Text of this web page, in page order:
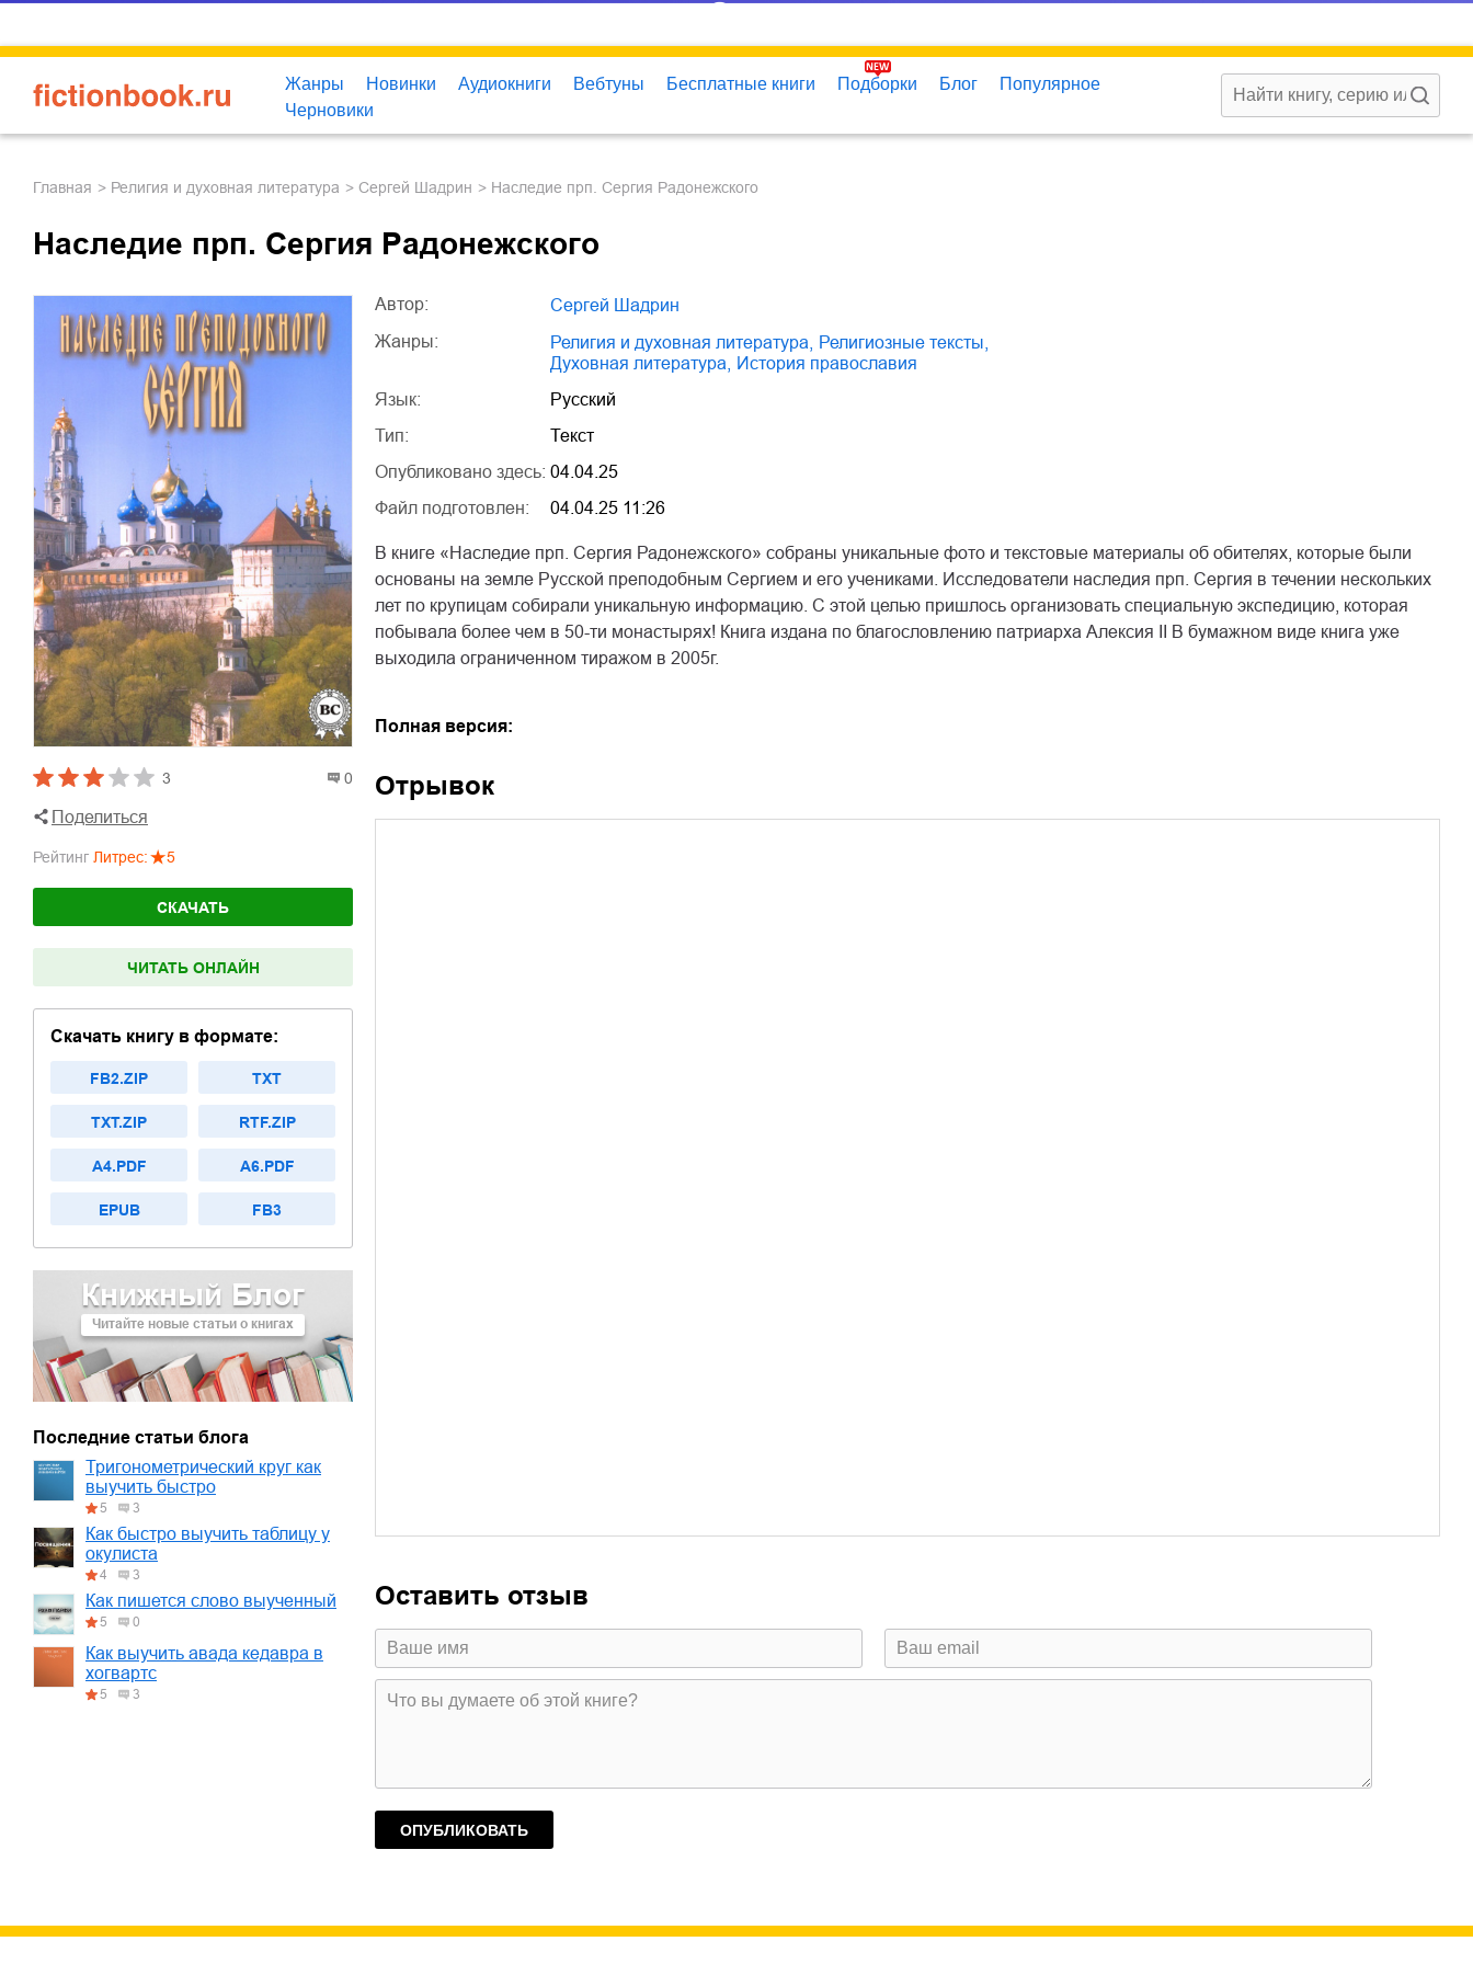
Жанры Новинки Аудиокниги Вебтуны Бесплатные книги Подборки Блог
Популярное
Черновики
Главная религия и духовная литература Сергей Шадрин Наследие прп. Сергия Радонежского
Наследие прп. Сергия Радонежского
3 0
Поделиться
Рейтинг Литрес: 5
СКАЧАТЬ
ЧИТАТЬ ОНЛАЙН
Скачать книгу в формате:
FB2.ZIP TXT
TXT.ZIP RTF.ZIP
A4.PDF A6.PDF
EPUB FB3
Книжный Блог
Читайте новые статьи о книгах
Последние статьи блога
Тригонометрический круг как
выучить быстро
5 3
Как быстро выучить таблицу у
окулиста
4 3
Как пишется слово выученный
5 0
Как выучить авада кедавра в
хогвартс
5 3
Автор:
Сергей Шадрин
Жанры:
религия и духовная литература религиозные тексты
духовная литература
история православия
Язык:
Русский
Тип:
Текст
Опубликовано здесь: 04.04.25
Файл подготовлен:
04.04.25 11:26
В книге «Наследие прп. Сергия Радонежского» собраны уникальные фото и текстовые материалы об обителях, которые были
основаны на земле Русской преподобным Сергием и его учениками. Исследователи наследия прп. Сергия в течении нескольких
лет по крупицам собирали уникальную информацию. С этой целью пришлось организовать специальную экспедицию, которая
побывала более чем в 50-ти монастырях! Книга издана по благословлению патриарха Алексия II В бумажном виде книга уже
выходила ограниченном тиражом в 2005г.
Полная версия:
Отрывок
Оставить отзыв